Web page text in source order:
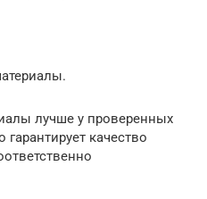
лучше у проверенных
гарантирует качество